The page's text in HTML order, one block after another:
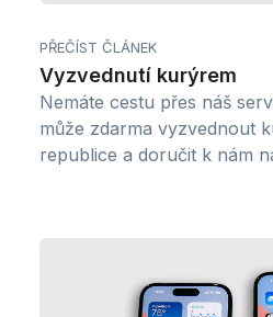
PŘEČÍST ČLÁNEK
Vyzvednutí kurýrem
Nemáte cestu přes náš
může zdarma vyzvednout
republice a doručit k nám